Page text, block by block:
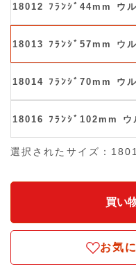
18012 ﾌﾗﾝｼﾞ44mm ウル
18013 ﾌﾗﾝｼﾞ57mm ウル
18014 ﾌﾗﾝｼﾞ70mm ウル
18016 ﾌﾗﾝｼﾞ102mm ウ
選択されたサイズ：
お気